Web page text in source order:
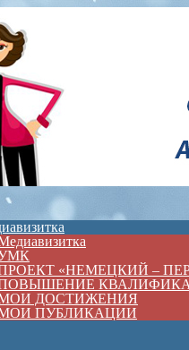
«НЕМЕЦКИЙ –
ДОСТИЖЕНИЯ
ПУБЛИКАЦИИ